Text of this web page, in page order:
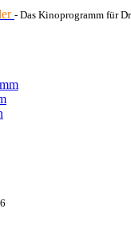
- Das Kinoprogramm für